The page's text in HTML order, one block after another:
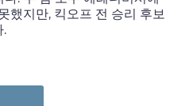
했지만, 킥오프 전 승리 후보
.